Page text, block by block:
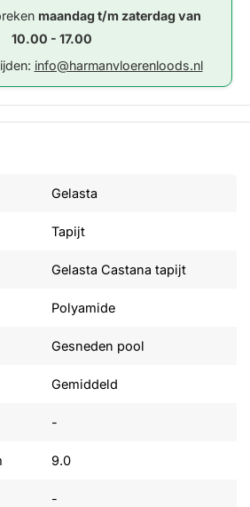
maandag t/m zaterdag van
10.00 - 17.00
info@harmanvloerenloods.nl
Gelasta
Tapijt
Gelasta Castana tapijt
Polyamide
Gesneden pool
Gemiddeld
-
9.0
-